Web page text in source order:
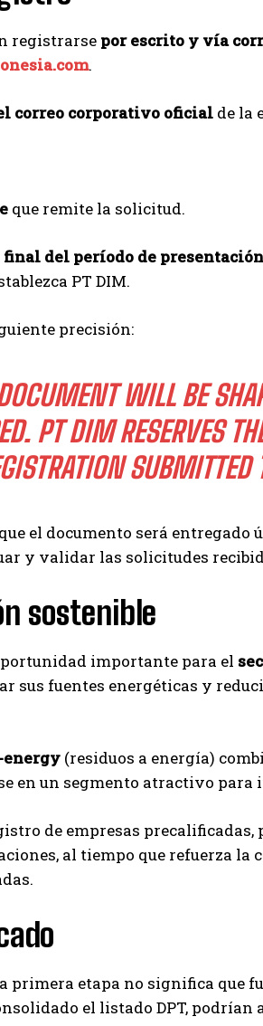
registrarse por escrito y vía
.
correo corporativo oficial de la
que remite la solicitud.
del período de
PT DIM.
precisión:
WILL BE
PT DIM RESERVES
el documento será
y validar las solicitudes
sostenible
importante para el
sus fuentes energéticas y
energy (residuos a energía)
en un segmento atractivo
de empresas precalificadas,
al tiempo que refuerza
primera etapa no significa que
el listado DPT,